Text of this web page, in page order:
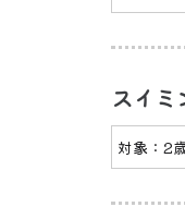
スイミ
対象：2